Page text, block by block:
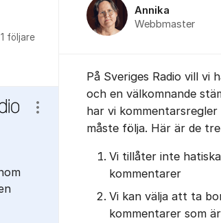
1 följare
Visa/dölj inställningar för inlägg/
Annika
Webbmaster
På Sveriges Radio vill vi
och en välkomnande
har vi kommentarsregler
måste följa. Här är de
Vi tillåter inte hatiska
kommentarer
Vi kan välja att ta
kommentarer som